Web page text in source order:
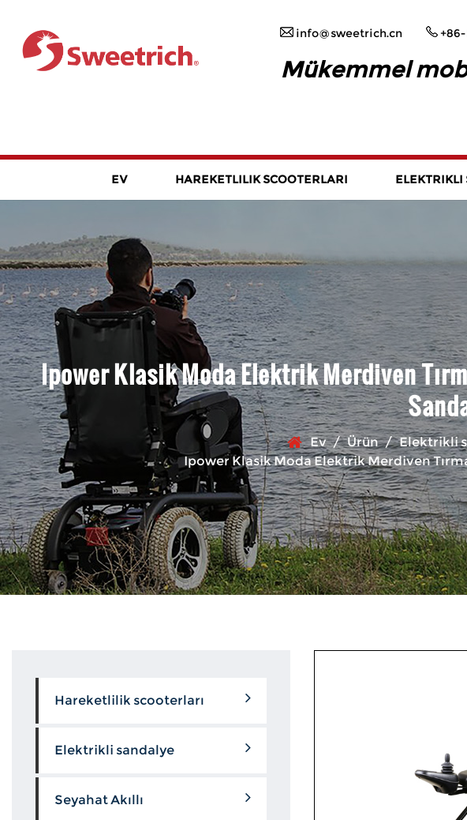
info@sweetrich.cn +86-
Mükemmel
EV HAREKETLILIK SCOOTERLARI ELEKTRIKLI
Ipower Klasik Moda Elektrik Merdiven
Ev / Ürün / Elektrikli
Ipower Klasik Moda Elektrik Merdiven
Hareketlilik scooterları
Elektrikli sandalye
Seyahat Akıllı